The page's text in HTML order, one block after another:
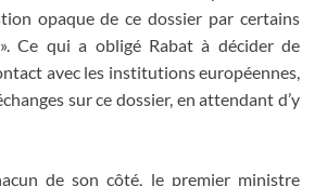
opaque de ce dossier par certains
Ce qui a obligé Rabat à décider de
avec les institutions européennes,
sur ce dossier, en attendant d’y
de son côté, le premier ministre